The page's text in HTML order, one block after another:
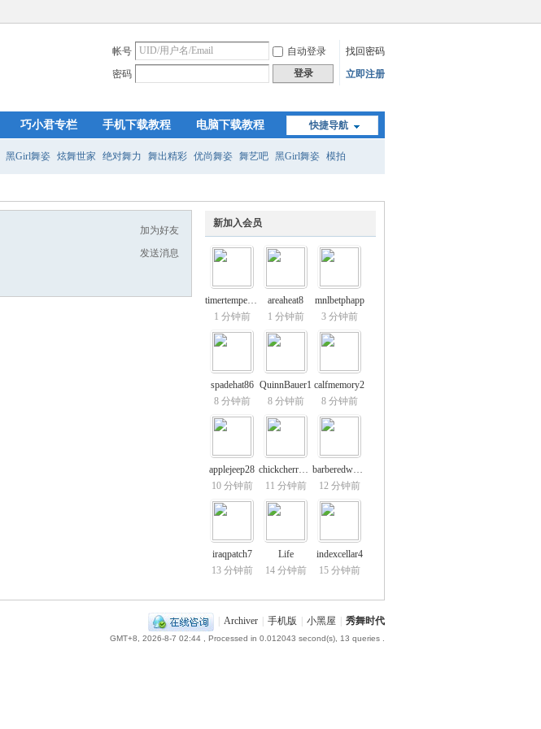
帐号 自动登录
找回密码
密码
登录 立即注册
快捷导航
巧小君专栏 手机下载教程 电脑下载教程
黑Girl舞姿 炫舞世家 绝对舞力 舞出精彩 优尚舞姿 舞艺吧 黑Girl舞姿 模拍
新加入会员
timertemper64
1 分钟前
areaheat8
1 分钟前
mnlbetphapp
3 分钟前
spadehat86
8 分钟前
QuinnBauer1
8 分钟前
calfmemory2
8 分钟前
applejeep28
10 分钟前
chickcherry23
11 分钟前
barberedward1
12 分钟前
iraqpatch7
13 分钟前
Life
14 分钟前
indexcellar4
15 分钟前
加为好友
发送消息
Archiver 手机版 小黑屋 秀舞时代
GMT+8, 2026-8-7 02:44 , Processed in 0.012043 second(s), 13 queries .